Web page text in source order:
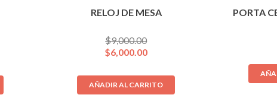
RELOJ DE MESA
$9,000.00
$6,000.00
AÑADIR AL CARRITO
PORTA